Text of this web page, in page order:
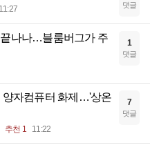
11:27 댓글
나나…블룸버그가 주
1
댓글
양자컴퓨터 화제…'상온
추천 1 11:22
7
댓글